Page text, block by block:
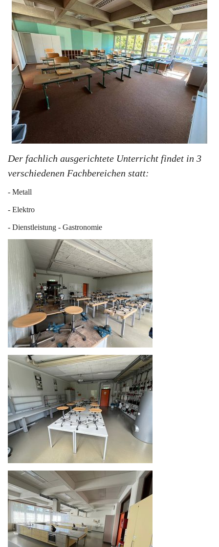
Der fachlich ausgerichtete Unterricht findet in 3
verschiedenen Fachbereichen statt:
- Metall
- Elektro
- Dienstleistung - Gastronomie